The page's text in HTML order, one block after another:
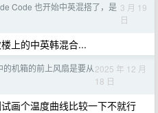
Code 也开始中英混搭了，是 3 月 19
日
上的中英韩混合...
的机箱的前上风扇是要从2025 年 12 月
18 日
画个温度曲线比较一下不就行